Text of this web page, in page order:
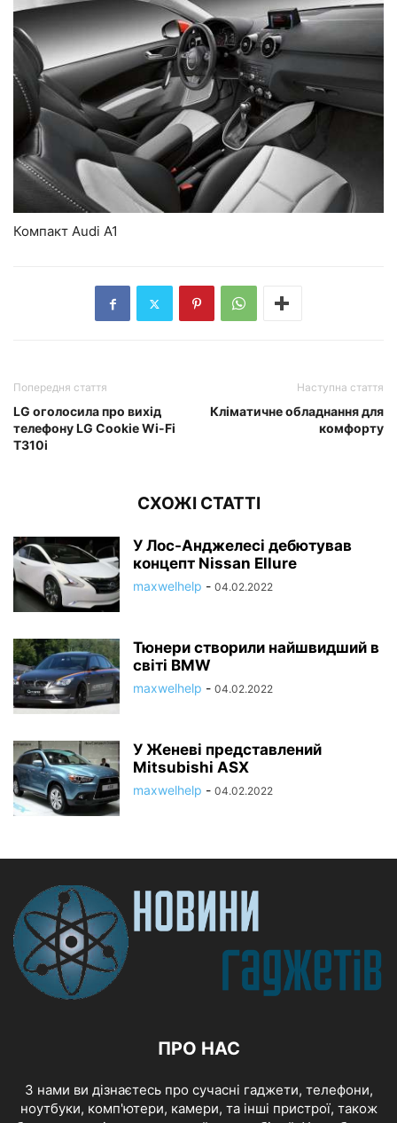
Компакт Audi A1
Попередня стаття
LG оголосила про вихід
телефону LG Cookie Wi-Fi
T310i
Наступна стаття
Кліматичне обладнання для
комфорту
СХОЖІ СТАТТІ
У Лос-Анджелесі дебютував
концепт Nissan Ellure
maxwelhelp - 04.02.2022
Тюнери створили найшвидший в
світі BMW
maxwelhelp - 04.02.2022
У Женеві представлений
Mitsubishi ASX
maxwelhelp - 04.02.2022
ПРО НАС
З нами ви дізнаєтесь про сучасні гаджети, телефони,
ноутбуки, комп'ютери, камери, та інші пристрої, також